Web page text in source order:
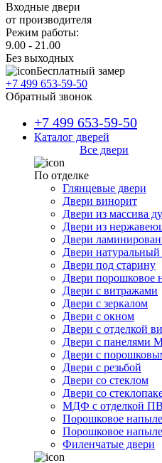
Входные двери
от производителя
Режим работы:
9.00 - 21.00
Без выходных
Бесплатный замер
+7 499 653-59-50
Обратный звонок
+7 499 653-59-50
Каталог дверей
Все двери
По отделке
Глянцевые двери
Двери винорит
Двери из массива
Двери из
Двери
Двери
Двери под старину
Двери
Двери с витражами
Двери с зеркалом
Двери с окном
Двери с отделкой
Двери с панелями
Двери с
Двери с резьбой
Двери со стеклом
Двери со
МДФ с отделкой
Порошковое
Порошковое
Филенчатые двери